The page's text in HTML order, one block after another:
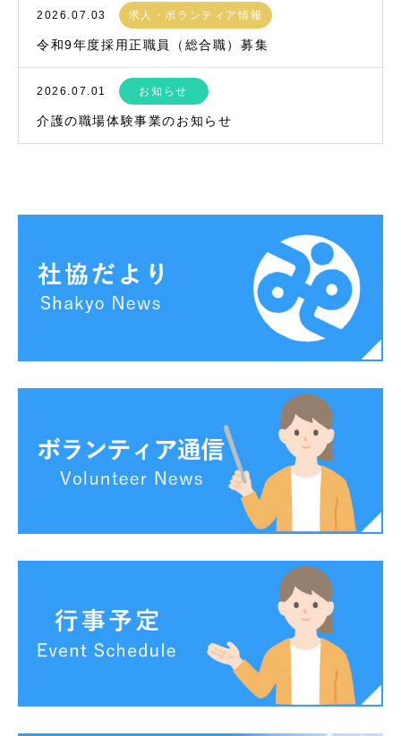
2026.07.03 求人・ボランティア情報
令和9年度採用正職員（総合職）募集
2026.07.01 お知らせ
介護の職場体験事業のお知らせ